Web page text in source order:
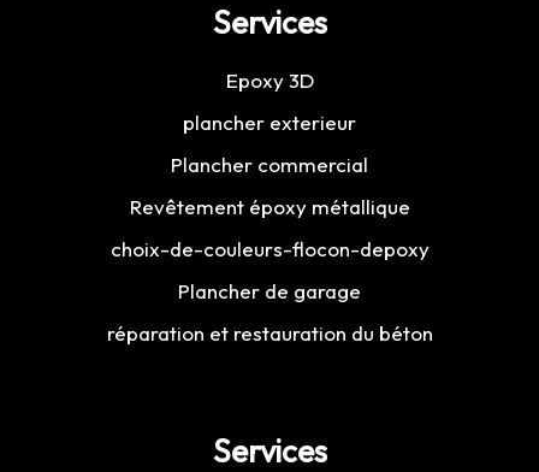
Services
Epoxy 3D
plancher exterieur
Plancher commercial
Revêtement époxy métallique
choix-de-couleurs-flocon-depoxy
Plancher de garage
réparation et restauration du béton
Services